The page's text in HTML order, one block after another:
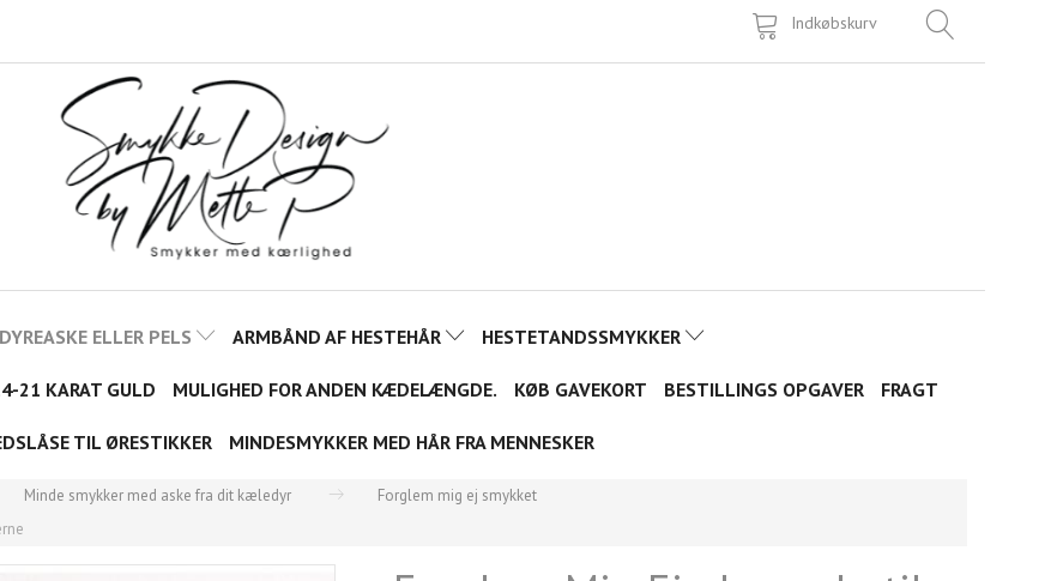
Indkøbskurv
ELLER PELS ARMBÅND AF HESTEHÅR HESTETANDSSMYKKER
21 KARAT GULD MULIGHED FOR ANDEN KÆDELÆNGDE. KØB GAVEKORT BESTILLINGS OPGAVER FRAGT
TIL ØRESTIKKER MINDESMYKKER MED HÅR FRA MENNESKER
Minde smykker med aske fra dit kæledyr
Forglem mig ej smykket